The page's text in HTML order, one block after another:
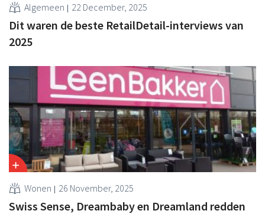
Algemeen 22 December, 2025
Dit waren de beste RetailDetail-interviews van
2025
Wonen 26 November, 2025
Swiss Sense, Dreambaby en Dreamland redden